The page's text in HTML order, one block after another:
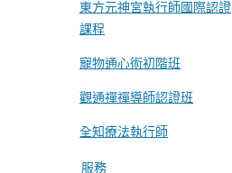
東方元神宮執行師國際認證
課程
寵物通心術初階班
觀通禪禪導師認證班
全知療法執行師
服務